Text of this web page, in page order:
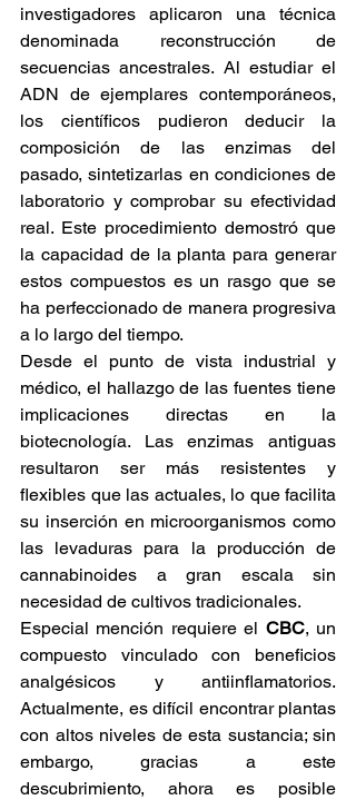
investigadores aplicaron una técnica
denominada reconstrucción de
secuencias ancestrales. Al estudiar el
ADN de ejemplares contemporáneos,
los científicos pudieron deducir la
composición de las enzimas del
pasado, sintetizarlas en condiciones de
laboratorio y comprobar su efectividad
real. Este procedimiento demostró que
la capacidad de la planta para generar
estos compuestos es un rasgo que se
ha perfeccionado de manera progresiva
a lo largo del tiempo.
Desde el punto de vista industrial y
médico, el hallazgo de las fuentes tiene
implicaciones directas en la
biotecnología. Las enzimas antiguas
resultaron ser más resistentes y
flexibles que las actuales, lo que facilita
su inserción en microorganismos como
las levaduras para la producción de
cannabinoides a gran escala sin
necesidad de cultivos tradicionales.
Especial mención requiere el CBC, un
compuesto vinculado con beneficios
analgésicos y antiinflamatorios.
Actualmente, es difícil encontrar plantas
con altos niveles de esta sustancia; sin
embargo, gracias a este
descubrimiento, ahora es posible